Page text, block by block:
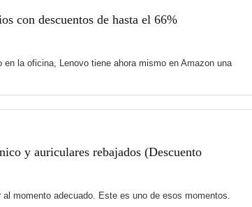
con descuentos de hasta el 66%
la oficina, Lenovo tiene ahora mismo en Amazon una
y auriculares rebajados (Descuento
momento adecuado. Este es uno de esos momentos.